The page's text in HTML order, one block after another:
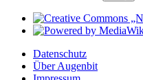
Datenschutz
Über Augenbit